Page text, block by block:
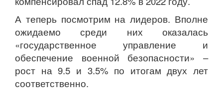
А теперь посмотрим на лидеров. Вполне
ожидаемо среди них оказалась
«государственное управление и
обеспечение военной безопасности» –
рост на 9.5 и 3.5% по итогам двух лет
соответственно.